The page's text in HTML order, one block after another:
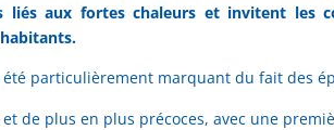
liés aux fortes chaleurs et invitent les
été particulièrement marquant du fait des
de plus en plus précoces, avec une